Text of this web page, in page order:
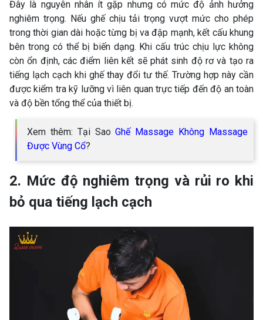
Đây là nguyên nhân ít gặp nhưng có mức độ ảnh hưởng
nghiêm trọng. Nếu ghế chịu tải trọng vượt mức cho phép
trong thời gian dài hoặc từng bị va đập mạnh, kết cấu khung
bên trong có thể bị biến dạng. Khi cấu trúc chịu lực không
còn ổn định, các điểm liên kết sẽ phát sinh độ rơ và tạo ra
tiếng lạch cạch khi ghế thay đổi tư thế. Trường hợp này cần
được kiểm tra kỹ lưỡng vì liên quan trực tiếp đến độ an toàn
và độ bền tổng thể của thiết bị.
Xem thêm: Tại SaoGhế Massage Không Massage
Được Vùng Cổ?
2. Mức độ nghiêm trọng và rủi ro khi
bỏ qua tiếng lạch cạch